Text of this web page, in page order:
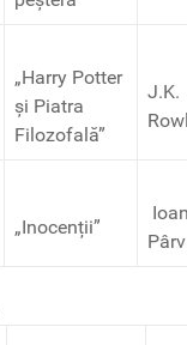
„Harry Potter
și Piatra
Filozofală”
J.K.
„Inocenții”